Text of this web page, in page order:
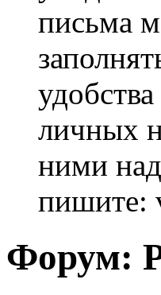
письма
личных
ними
пишите:
Форум: